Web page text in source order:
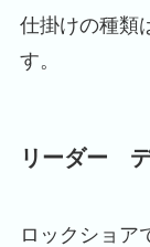
仕掛けの種類
す。
リーダー
ロックショア